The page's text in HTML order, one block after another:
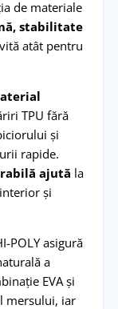
de materiale
stabilitate
atât pentru
TPU fără
și
rapide.
ajută la
și
POLY asigură
a
EVA și
mersului, iar